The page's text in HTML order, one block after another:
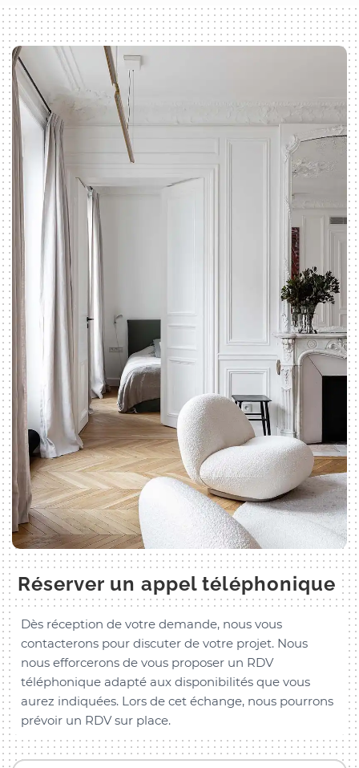
Réserver un appel téléphonique
Dès réception de votre demande, nous vous
contacterons pour discuter de votre projet. Nous
nous efforcerons de vous proposer un RDV
téléphonique adapté aux disponibilités que vous
aurez indiquées. Lors de cet échange, nous pourrons
prévoir un RDV sur place.